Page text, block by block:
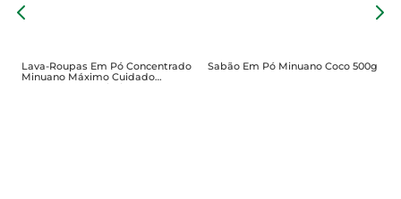
Lava-Roupas Em Pó Concentrado
Minuano Máximo Cuidado
Pacote 1.6Kg Embalagem
Sabão Em Pó Minuano Coco 500g